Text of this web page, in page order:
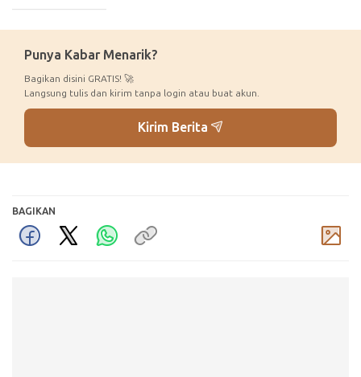
Punya Kabar Menarik?
Bagikan disini GRATIS! 🚀
Langsung tulis dan kirim tanpa login atau buat akun.
Kirim Berita
BAGIKAN